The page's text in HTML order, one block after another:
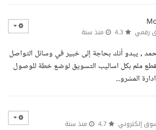
رقمي منذ سنة
, يبدو أنك بحاجة إلى خبير في وسائل التواصل
ملم بكل اساليب التسويق لوضع خطة للوصول
المشرو...
إلكتروني منذ سنة